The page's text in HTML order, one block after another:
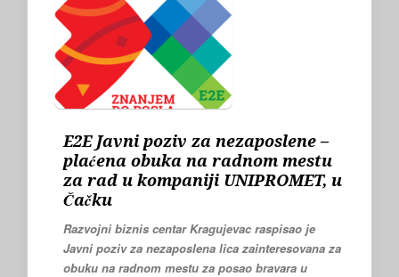
E2E Javni poziv za nezaposlene –
plaćena obuka na radnom mestu
za rad u kompaniji UNIPROMET, u
Čačku
Razvojni biznis centar Kragujevac raspisao je
Javni poziv za nezaposlena lica zainteresovana za
obuku na radnom mestu za posao bravara u